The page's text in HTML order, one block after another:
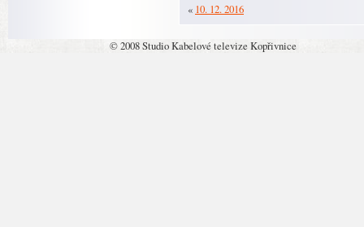
« 10. 12. 2016
© 2008 Studio Kabelové televize Kopřivnice